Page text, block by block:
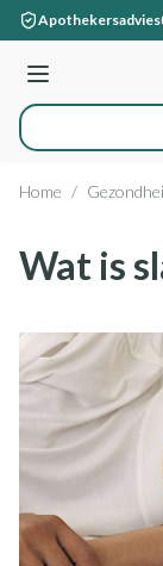
Ga naar de inhoud
Apothekersadvies
Menu
Product, merk,
Home /
Wat is